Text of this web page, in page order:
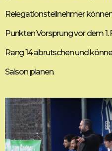
Relegationsteilnehmer
Punkten Vorsprung vor dem
Rang 14 abrutschen und
Saison planen.